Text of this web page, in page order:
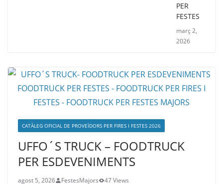
PER
FESTES
març 2,
2026
CATÀLEG OFICIAL DE PROVEÏDORS PER FIRES I FESTES 2026
UFFO´S TRUCK – FOODTRUCK
PER ESDEVENIMENTS
agost 5, 2026 FestesMajors 47 Views